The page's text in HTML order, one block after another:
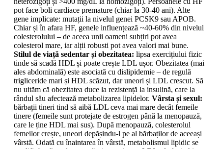
pot face boli cardiace premature (chiar la 30-40 ani). Alte
gene implicate: mutații la nivelul genei PCSK9 sau APOB.
Chiar și în afara HF, genele influențează ~40-60% din nivelul
colesterolului – de aceea unii oameni subțiri pot avea
colesterol mare, iar alții robusti pot avea valori mai bune.
Stilul de viață sedentar și obezitatea: lipsa exercițiului fizic
tinde să scadă HDL și poate crește LDL ușor. Obezitatea (mai
ales abdominală) este asociată cu dislipidemie – de regulă
trigliceride mari și HDL scăzut, dar uneori și LDL crescut. Să
nu uităm că obezitatea duce la rezistență la insulină, care la
rândul său afectează metabolizarea lipidelor. Vârsta și sexul:
bărbații tineri tind să aibă LDL ceva mai mare decât femeile
tinere (femeile sunt protejate de estrogen până la menopauză,
care le ține HDL mai sus). După menopauză, colesterolul
femeilor crește, uneori depășindu-l pe al bărbaților de aceeași
vârstă. Odată cu înaintarea în vârstă, metabolismul lipidic se